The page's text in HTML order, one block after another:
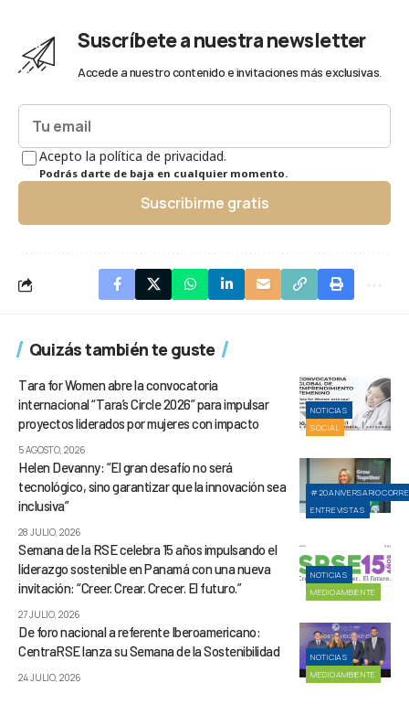
Suscríbete a nuestra newsletter
Accede a nuestro contenido e invitaciones más exclusivas.
Acepto la política de privacidad.
Podrás darte de baja en cualquier momento.
Suscribirme gratis
Quizás también te guste
NOTICIAS
SOCIAL
Tara for Women abre la convocatoria
internacional “Tara’s Circle 2026” para impulsar
proyectos liderados por mujeres con impacto
5 AGOSTO, 2026
ENTREVISTAS
Helen Devanny: “El gran desafío no será
tecnológico, sino garantizar que la innovación sea
inclusiva”
28 JULIO, 2026
NOTICIAS
MEDIOAMBIENTE
Semana de la RSE celebra 15 años impulsando el
liderazgo sostenible en Panamá con una nueva
invitación: “Creer. Crear. Crecer. El futuro.”
27 JULIO, 2026
NOTICIAS
MEDIOAMBIENTE
De foro nacional a referente Iberoamericano:
CentraRSE lanza su Semana de la Sostenibilidad
24 JULIO, 2026